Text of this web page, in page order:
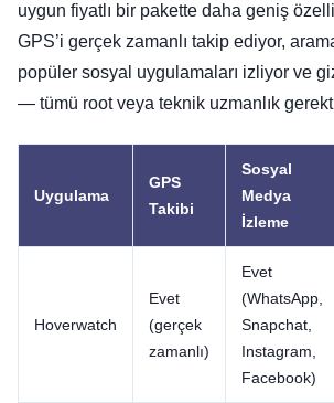
uygun fiyatlı bir pakette daha geniş
GPS’i gerçek zamanlı takip ediyor,
popüler sosyal uygulamaları izliyor ve
— tümü root veya teknik uzmanlık
Uygulama
GPS
Takibi
Sosyal
Medya
İzleme
Hoverwatch
Evet
(gerçek
zamanlı)
Evet
(WhatsApp,
Snapchat,
Instagram,
Facebook)